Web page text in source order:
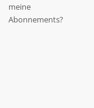
meine
Abonnements?